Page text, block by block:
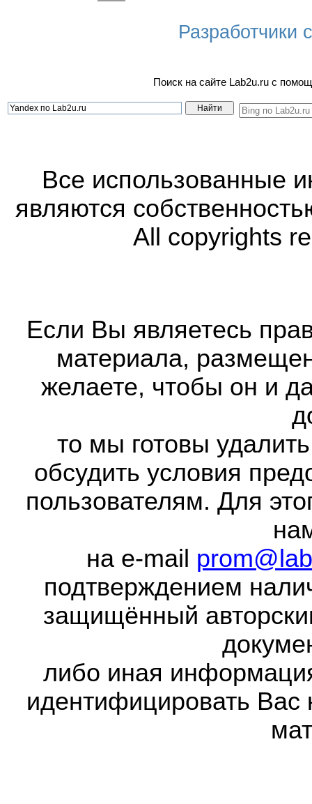
Разработчики
Поиск на сайте Lab2u.ru с
Все использованные
являются
All copyrights
Если Вы являетесь
материала,
желаете, чтобы он и
то мы готовы
обсудить условия
пользователям. Для
на e-mail
подтверждением
защищённый
либо иная
идентифицировать Вас